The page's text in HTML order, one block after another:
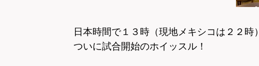
日本時間で１３時（現地メキシコは２２時）
ついに試合開始のホイッスル！